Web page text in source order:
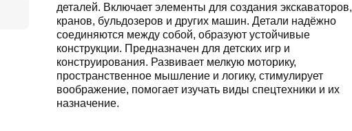
деталей. Включает элементы для создания экскаваторов,
кранов, бульдозеров и других машин. Детали надёжно
соединяются между собой, образуют устойчивые
конструкции. Предназначен для детских игр и
конструирования. Развивает мелкую моторику,
пространственное мышление и логику, стимулирует
воображение, помогает изучать виды спецтехники и их
назначение.